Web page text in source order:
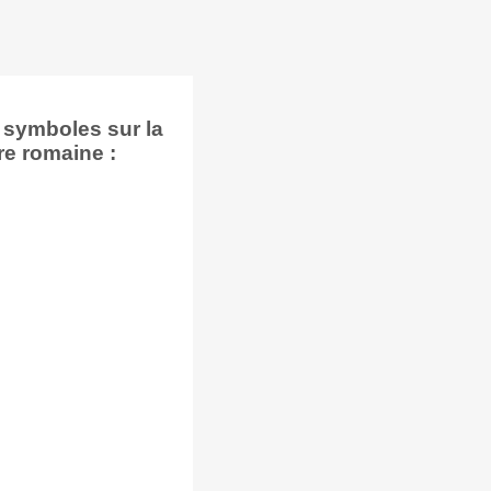
sur la
romaine :